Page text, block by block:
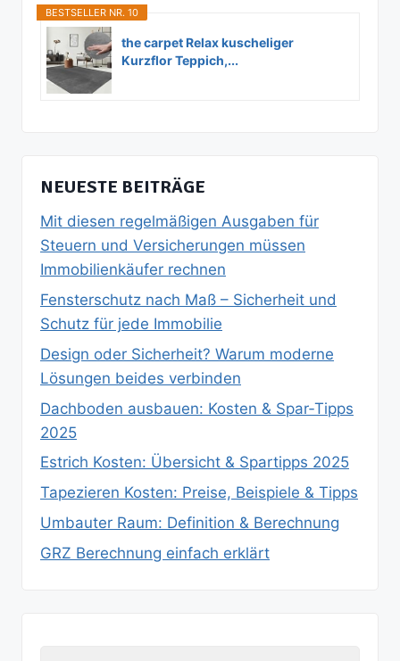
BESTSELLER NR. 10
the carpet Relax kuscheliger
Kurzflor Teppich,...
NEUESTE BEITRÄGE
Mit diesen regelmäßigen Ausgaben für
Steuern und Versicherungen müssen
Immobilienkäufer rechnen
Fensterschutz nach Maß – Sicherheit und
Schutz für jede Immobilie
Design oder Sicherheit? Warum moderne
Lösungen beides verbinden
Dachboden ausbauen: Kosten & Spar‑Tipps
2025
Estrich Kosten: Übersicht & Spartipps 2025
Tapezieren Kosten: Preise, Beispiele & Tipps
Umbauter Raum: Definition & Berechnung
GRZ Berechnung einfach erklärt